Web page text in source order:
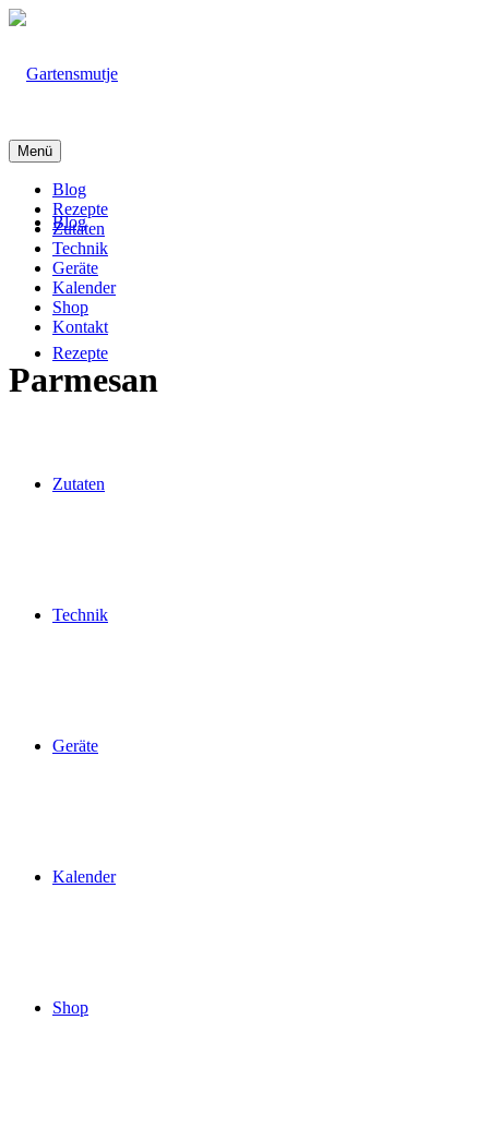
Blog
Rezepte
Zutaten
Technik
Geräte
Kalender
Shop
Menü
Blog
Rezepte
Zutaten
Technik
Geräte
Kalender
Shop
Kontakt
Parmesan